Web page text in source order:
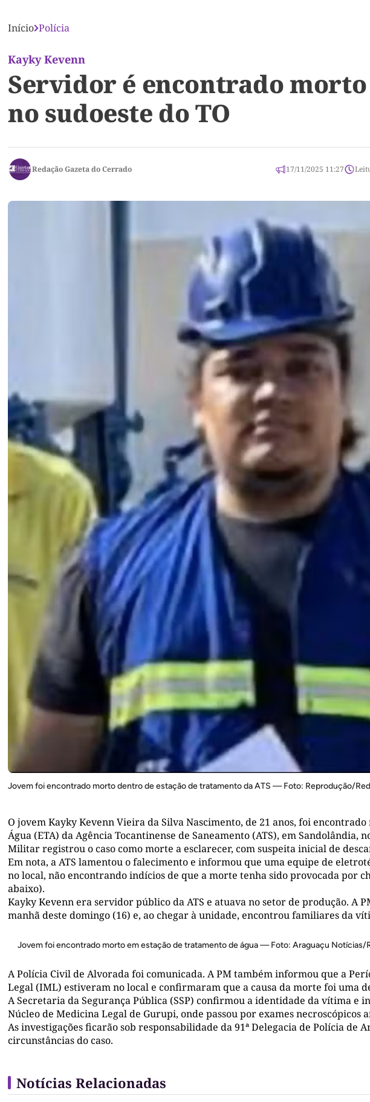
Início Polícia
Kayky Kevenn
Servidor é encontrado
no sudoeste do TO
Redação Gazeta do Cerrado 17/11/2025 11:27
Jovem foi encontrado morto dentro de estação de tratamento da ATS — Foto: Reprodução/
O jovem Kayky Kevenn Vieira da Silva Nascimento, de 21 anos, foi
Água (ETA) da Agência Tocantinense de Saneamento (ATS), em Sandolândia,
Militar registrou o caso como morte a esclarecer, com suspeita inicial de
Em nota, a ATS lamentou o falecimento e informou que uma equipe de
no local, não encontrando indícios de que a morte tenha sido provocada por
abaixo).
Kayky Kevenn era servidor público da ATS e atuava no setor de produção. A
manhã deste domingo (16) e, ao chegar à unidade, encontrou familiares da
Jovem foi encontrado morto em estação de tratamento de água — Foto: Araguaçu Notícias/
A Polícia Civil de Alvorada foi comunicada. A PM também informou que a
Legal (IML) estiveram no local e confirmaram que a causa da morte foi uma
A Secretaria da Segurança Pública (SSP) confirmou a identidade da vítima e
Núcleo de Medicina Legal de Gurupi, onde passou por exames necroscópicos
As investigações ficarão sob responsabilidade da 91ª Delegacia de Polícia de
circunstâncias do caso.
Notícias Relacionadas